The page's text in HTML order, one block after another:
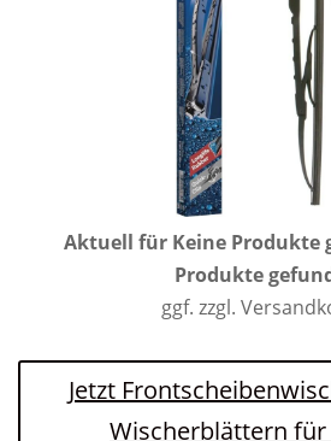
Aktuell für Keine Produkte
Produkte
ggf. zzgl.
Jetzt
Wischerblättern für